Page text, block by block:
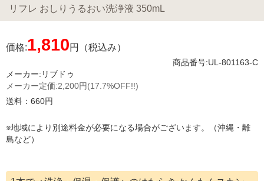
リフレ おしりうるおい洗浄液 350mL
価格:1,810円（税込み）
商品番号:UL-801163-C
メーカー: リブドゥ
メーカー定価:2,200円(17.7%OFF!!)
送料：660円
※地域により別途料金が必要になる場合がございます。（沖縄・離
島など）